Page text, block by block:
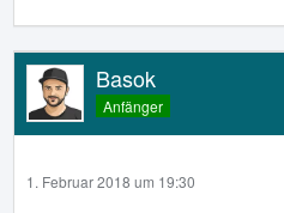
Basok
Anfänger
1. Februar 2018 um 19:30